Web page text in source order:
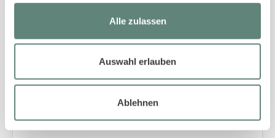
Alle zulassen
Auswahl erlauben
Ablehnen
63/4B Meeresbrise
3 Gäste·2 Schlafzimmer·40 m²